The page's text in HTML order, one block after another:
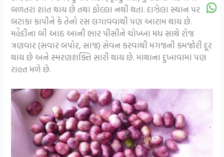
બળતરા શાંત થાય છે તથા ફોલ્લા નથી થતા. દાઝેલા સ્થાન પર
બટાકા કાપીને કે તેનો રસ લગાવવાથી પણ આરામ થાય છે.
મહેંદીના બી આઠ આની ભાર પીસીને ચોખ્ખા મધ સાથે રોજ
ત્રણવાર (સવાર બપોર, સાંજ) સેવન કરવાથી મગજની કમજોરી દૂર
થાય છે અને સ્મરણશક્તિ સારી થાય છે. માથાના દુખાવામાં પણ
રાહત મળે છે.